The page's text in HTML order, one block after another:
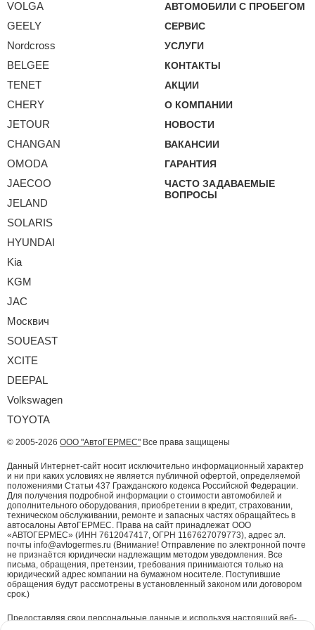
VOLGA
GEELY
Nordcross
BELGEE
TENET
CHERY
JETOUR
CHANGAN
OMODA
JAECOO
JELAND
SOLARIS
HYUNDAI
Kia
KGM
JAC
Москвич
SOUEAST
XCITE
DEEPAL
Volkswagen
TOYOTA
АВТОМОБИЛИ С ПРОБЕГОМ
СЕРВИС
УСЛУГИ
КОНТАКТЫ
АКЦИИ
О КОМПАНИИ
НОВОСТИ
ВАКАНСИИ
ГАРАНТИЯ
ЧАСТО ЗАДАВАЕМЫЕ
ВОПРОСЫ
© 2005-2026 ООО "АвтоГЕРМЕС" Все права защищены
Данный Интернет-сайт носит исключительно информационный характер
и ни при каких условиях не является публичной офертой, определяемой
положениями Статьи 437 Гражданского кодекса Российской Федерации.
Для получения подробной информации о стоимости автомобилей и
дополнительного оборудования, приобретении в кредит, страховании,
техническом обслуживании, ремонте и запасных частях обращайтесь в
автосалоны АвтоГЕРМЕС. Права на сайт принадлежат ООО
«АВТОГЕРМЕС» (ИНН 7612047417, ОГРН 1167627079773), адрес эл.
почты info@avtogermes.ru (Внимание! Отправление по электронной почте
не признаётся юридически надлежащим методом уведомления. Все
письма, обращения, претензии, требования принимаются только на
юридический адрес компании на бумажном носителе. Поступившие
обращения будут рассмотрены в установленный законом или договором
срок.)
Предоставляя свои персональные данные и используя настоящий веб-